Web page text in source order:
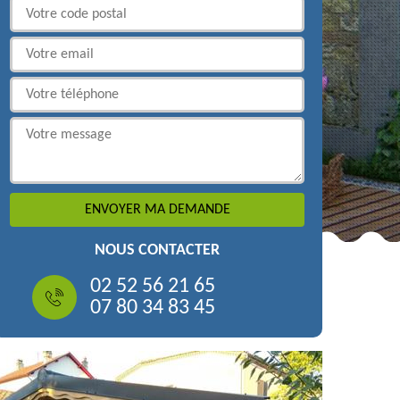
NOUS CONTACTER
02 52 56 21 65
07 80 34 83 45